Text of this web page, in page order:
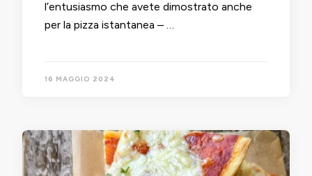
l’entusiasmo che avete dimostrato anche
per la pizza istantanea – …
16 MAGGIO 2024